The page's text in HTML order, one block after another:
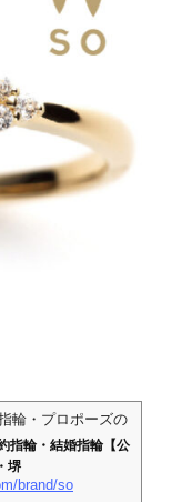
輪・プロポーズの指輪
指輪・結婚指輪【公
堺
brand/so